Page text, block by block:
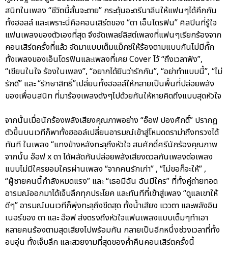
สนิทในเพลง “ชีวิตนี้สั้นจะตาย” กระตุ้นอะดรีนาลีนให้แฟนๆได้คึกกัน
ทั้งฮอลล์ และเพราะนี่คือคอนเสิร์ตของ “ดา เอ็นโดรฟิน” ศิลปินที่รู้ใจ
แฟนเพลงของตัวเองที่สุด จึงจัดเพลย์ลิสต์เพลงที่แฟนๆเรียกร้องจาก
คอนเสิร์ตครั้งที่แล้ว จัดมาแบบเต็มแม็กซ์ให้ร้องตามแบบกันไม่มีกั๊ก
ทั้งเพลงของเอ็นโดรฟินและเพลงที่เคย Cover ไว้ “ถึงเวลาฟัง”,
“เขียนในใจ ร้องในเพลง”, “อยากได้ยินว่ารักกัน”, “อย่าทำแบบนี้”, “ไม่
รักดี” และ “รักษาสิทธิ์”เปลี่ยนทั้งฮอลล์ให้กลายเป็นพื้นที่ปล่อยพลัง
ของเพื่อนสนิท ที่มาร้องเพลงดังๆไปด้วยกันให้หายคิดถึงแบบสุดหัวใจ
จากนั้นเมื่อนักร้องพลังเสียงคุณภาพอย่าง “อ๊อฟ ปองศักดิ์” ปรากฏ
ตัวขึ้นบนเวทีก็พาทั้งฮออล์เปลี่ยนอารมณ์เข้าสู่โหมดดราม่าถึงทรวงได้
ทันที ในเพลง “แทงข้างหลังทะลุถึงหัวใจ สมศักดิ์ศรีนักร้องคุณภาพ
จากนั้น อ๊อฟ x ดา ได้ผลัดกันปล่อยพลังเสียงดวลกันเพลงต่อเพลง
แบบไม่มีใครยอมใครผ่านเพลง “จากคนรักเก่า” , “ไม่ขอก็จะให้” ,
“ผู้ชายคนนี้กำลังหมดแรง” และ “เธอมีฉัน ฉันมีใคร” ที่ทั้งคู่ถ่ายทอด
อารมณ์ออกมาได้เจ็บลึกทุกประโยค และทันทีที่เข้าสู่เพลง “ดูแลเขาให้
ดีๆ” อารมณ์บนเวทีก็พุ่งทะลุถึงขีดสุด ทั้งน้ำเสียง แววตา และพลังอิน
เนอร์ของ ดา และ อ๊อฟ ส่งตรงถึงหัวใจแฟนเพลงแบบเต็มๆทำเอา
หลายคนร้องตามสุดเสียงไปพร้อมกัน กลายเป็นอีกหนึ่งช่วงเวลาที่ทั้ง
อบอุ่น ทั้งเจ็บลึก และสวยงามที่สุดของค่ำคืนคอนเสิร์ตครั้งนี้